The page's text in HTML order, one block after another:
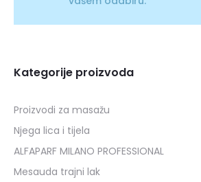
Kategorije proizvoda
Proizvodi za masažu
Njega lica i tijela
ALFAPARF MILANO PROFESSIONAL
Mesauda trajni lak